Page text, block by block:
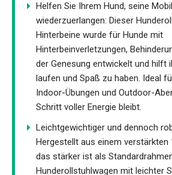
Helfen Sie Ihrem Hund, seine
wiederzuerlangen: Dieser
Hinterbeine wurde für Hunde mit
Hinterbeinverletzungen,
der Genesung entwickelt und hilft
laufen und Spaß zu haben. Ideal
Indoor-Übungen und Outdoor-
Schritt voller Energie bleibt.
Leichtgewichtiger und dennoch
Hergestellt aus einem verstärkten
das stärker ist als
Hunderollstuhlwagen mit leichter